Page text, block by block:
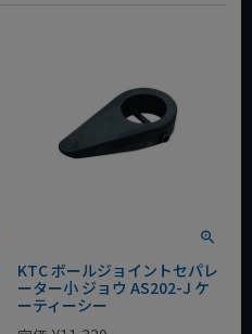
KTC ボールジョイントセパレ
ーター小 ジョウ AS202-J ケ
ーティーシー